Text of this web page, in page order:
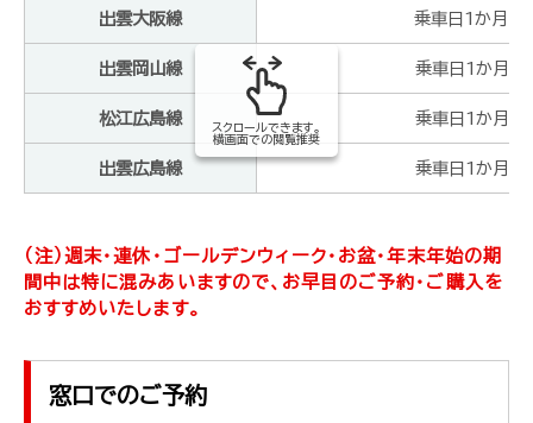
出雲大阪線 乗車日1か月（
出雲岡山線 乗車日1か月（
松江広島線 乗車日1か月（
出雲広島線 乗車日1か月（
スクロールできます。
横画面での閲覧推奨
（注）週末・連休・ゴールデンウィーク・お盆・年末年始の期
間中は特に混みあいますので、お早目のご予約・ご購入を
おすすめいたします。
窓口でのご予約